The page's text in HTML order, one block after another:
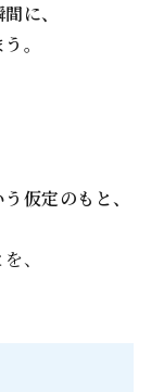
に、
。
仮定のもと、
、